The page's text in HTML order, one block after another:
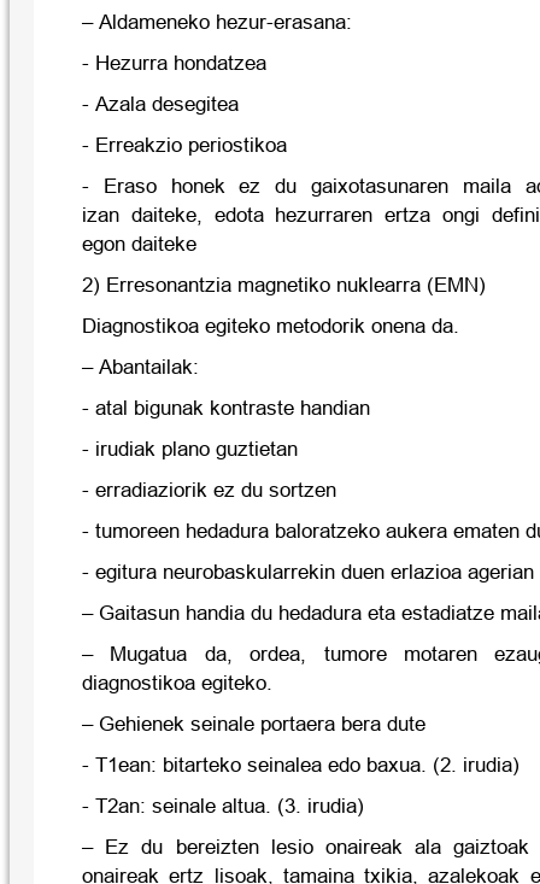
– Aldameneko hezur-erasana:
- Hezurra hondatzea
- Azala desegitea
- Erreakzio periostikoa
- Eraso honek ez du gaixotasunaren maila
izan daiteke, edota hezurraren ertza ongi
egon daiteke
2) Erresonantzia magnetiko nuklearra (EMN)
Diagnostikoa egiteko metodorik onena da.
– Abantailak:
- atal bigunak kontraste handian
- irudiak plano guztietan
- erradiaziorik ez du sortzen
- tumoreen hedadura baloratzeko aukera ematen
- egitura neurobaskularrekin duen erlazioa agerian
– Gaitasun handia du hedadura eta estadiatze
– Mugatua da, ordea, tumore motaren
diagnostikoa egiteko.
– Gehienek seinale portaera bera dute
- T1ean: bitarteko seinalea edo baxua. (2. irudia)
- T2an: seinale altua. (3. irudia)
– Ez du bereizten lesio onaireak ala gaiztoak
onaireak ertz lisoak, tamaina txikia, azalekoak